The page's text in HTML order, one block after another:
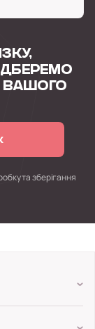
ВАШОГО
та зберігання